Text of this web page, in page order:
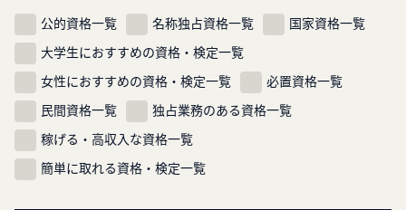
公的資格一覧 名称独占資格一覧
国家資格一覧
大学生におすすめの資格・検定一覧
女性におすすめの資格・検定一覧
必置資格一覧
民間資格一覧
独占業務のある資格一覧
稼げる・高収入な資格一覧
簡単に取れる資格・検定一覧